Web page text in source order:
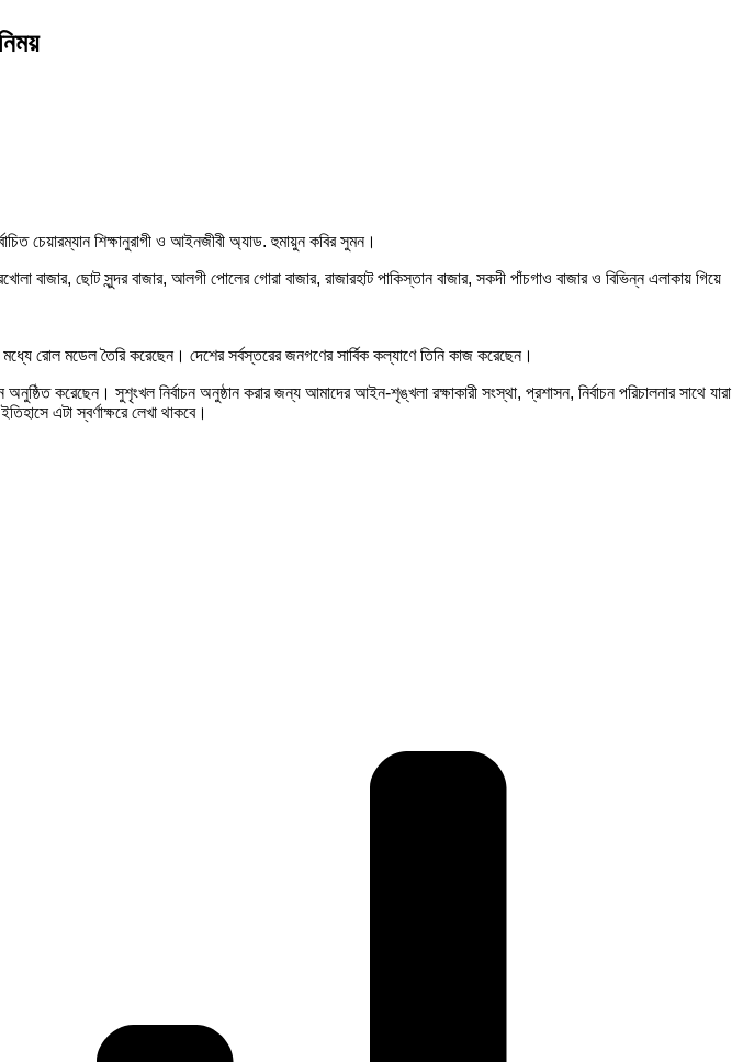
চেয়ারম্যান শিক্ষানুরাগী ও আইনজীবী অ্যাড. হুমায়ুন কবির সুমন।
বাজার, ছোট সুন্দর বাজার, আলগী পোলের গোরা বাজার, রাজারহাট পাকিস্তান বাজার, সকদী পাঁচগাও বাজার ও বিভিন্ন এলাকায় গিয়ে
মধ্যে রোল মডেল তৈরি করেছেন। দেশের সর্বস্তরের জনগণের সার্বিক কল্যাণে তিনি কাজ করেছেন।
করেছেন। সুশৃংখল নির্বাচন অনুষ্ঠান করার জন্য আমাদের আইন-শৃঙ্খলা রক্ষাকারী সংস্থা, প্রশাসন, নির্বাচন পরিচালনার সাথে যারা
এটা স্বর্ণাক্ষরে লেখা থাকবে।